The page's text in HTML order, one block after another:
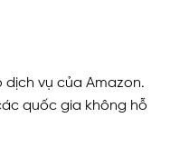
dịch vụ của Amazon.
quốc gia không hỗ